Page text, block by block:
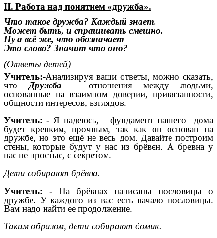
II. Работа над понятием «дружба».
Что такое дружба? Каждый знает.
Может быть, и спрашивать смешно.
Ну а всё же, что обозначает
Это слово? Значит что оно?
(Ответы детей)
Учитель:-Анализируя ваши ответы, можно сказать,
что Дружба – отношения между людьми,
основанные на взаимном доверии, привязанности,
общности интересов, взглядов.
Учитель: - Я надеюсь, фундамент нашего дома
будет крепким, прочным, так как он основан на
дружбе, но это ещё не весь дом. Давайте построим
стены, которые будут у нас из брёвен. А бревна у
нас не простые, с секретом.
Дети собирают брёвна.
Учитель: - На брёвнах написаны пословицы о
дружбе. У каждого из вас есть начало пословицы.
Вам надо найти ее продолжение.
Таким образом, дети собирают домик.